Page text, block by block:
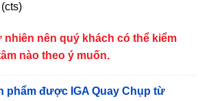
nhiên nên quý khách có thể kiểm
nào theo ý muốn.
phẩm được IGA Quay Chụp từ